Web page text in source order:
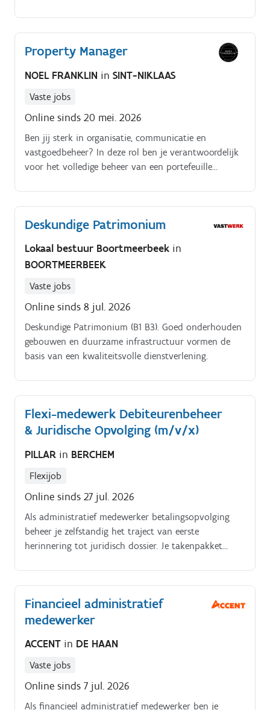
Property Manager
NOEL FRANKLIN in SINT-NIKLAAS
Vaste jobs
Online sinds 20 mei. 2026
Ben jij sterk in organisatie, communicatie en
vastgoedbeheer? In deze rol ben je verantwoordelijk
voor het volledige beheer van een portefeuille
Deskundige Patrimonium
Lokaal bestuur Boortmeerbeek in
BOORTMEERBEEK
Vaste jobs
Online sinds 8 jul. 2026
Deskundige Patrimonium (B1 B3). Goed onderhouden
gebouwen en duurzame infrastructuur vormen de
basis van een kwaliteitsvolle dienstverlening.
Flexi-medewerk Debiteurenbeheer
& Juridische Opvolging (m/v/x)
PILLAR in BERCHEM
Flexijob
Online sinds 27 jul. 2026
Als administratief medewerker betalingsopvolging
beheer je zelfstandig het traject van eerste
herinnering tot juridisch dossier. Je takenpakket
huurgelden en facturen: je contacteert huurders die
niet tijdig betalen, per e-mail of brief Versturen van
betalingsherinneringen en ingebrekestellingen volgens
onze interne procedure, en het maken en opvolgen
afbetalingsplannen) Opstarten van juridische dossiers
bij aanhoudende wanbetaling: je verzamelt alle
rekeningoverzicht, communicatie) en stelt het dossier
volledig samen Communiceren met onze
Financieel administratief
medewerker
ACCENT in DE HAAN
Vaste jobs
Online sinds 7 jul. 2026
Als financieel administratief medewerker ben je